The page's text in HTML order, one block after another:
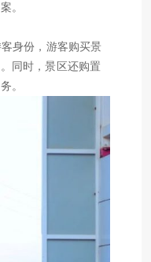
。
身份，游客购买景
同时，景区还购置
。